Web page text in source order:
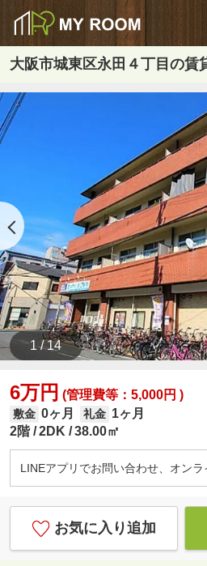
大阪市城東区永田４丁目の賃
1 / 14
6万円 (管理費等：5,000円 )
敷金 0ヶ月 礼金 1ヶ月
2階 2DK 38.00㎡
LINEアプリでお問い合わせ、オンラ
お気に入り追加